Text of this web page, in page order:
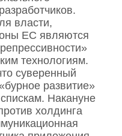
власти,
ЕС являются
технологиям.
суверенный
развитие»
Накануне
холдинга